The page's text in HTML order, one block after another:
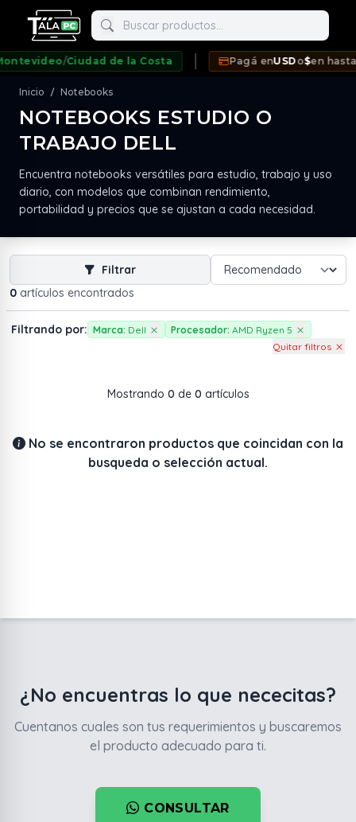
Buscar productos
/Ciudad de la Costa Pagá en USDo$en hasta12
Inicio / Notebooks
NOTEBOOKS ESTUDIO O
TRABAJO DELL
Encuentra notebooks versátiles para estudio, trabajo y uso
diario, con modelos que combinan rendimiento,
portabilidad y precios que se ajustan a cada necesidad.
0 artículos encontrados
Filtrar
Filtrando por: Marca: Dell Procesador: AMD Ryzen 5
Quitar filtros
Mostrando 0 de 0 artículos
No se encontraron productos que coincidan con la
busqueda o selección actual.
¿No encuentras lo que nececitas?
Cuentanos cuales son tus requerimientos y buscaremos
el producto adecuado para ti.
CONSULTAR